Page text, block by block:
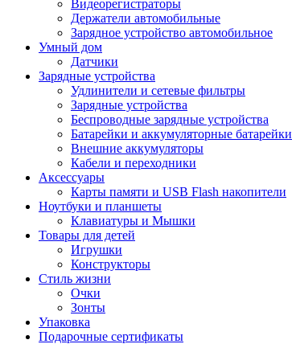
Видеорегистраторы
Держатели автомобильные
Зарядное устройство автомобильное
Умный дом
Датчики
Зарядные устройства
Удлинители и сетевые фильтры
Зарядные устройства
Беспроводные зарядные устройства
Батарейки и аккумуляторные батарейки
Внешние аккумуляторы
Кабели и переходники
Аксессуары
Карты памяти и USB Flash накопители
Ноутбуки и планшеты
Клавиатуры и Мышки
Товары для детей
Игрушки
Конструкторы
Стиль жизни
Очки
Зонты
Упаковка
Подарочные сертификаты